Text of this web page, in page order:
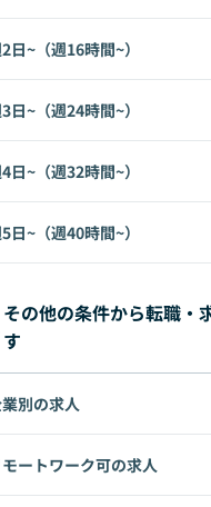
日~（週16時間~）
日~（週24時間~）
日~（週32時間~）
日~（週40時間~）
その他の条件から転職・
す
別の求人
モートワーク可の求人